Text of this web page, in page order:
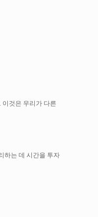
이것은 우리가 다른
하는 데 시간을 투자